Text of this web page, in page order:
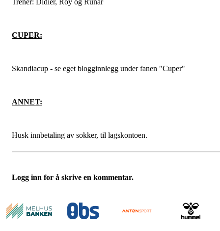
Trener: Didier, Roy og Runar
CUPER:
Skandiacup - se eget blogginnlegg under fanen "Cuper"
ANNET:
Husk innbetaling av sokker, til lagskontoen.
Logg inn for å skrive en kommentar.